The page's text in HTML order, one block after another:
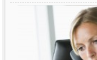
של המאה ה-21
מנהלות. דובר